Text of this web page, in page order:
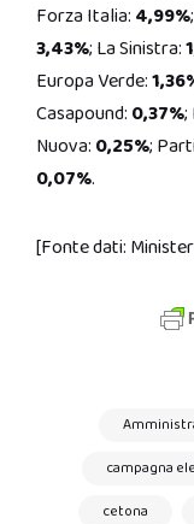
Forza Italia: 4,99%
3,43%; La Sinistra:
Europa Verde:
Casapound: 0,37%;
Nuova: 0,25%;
0,07%.
[Fonte dati:
campagna
cetona